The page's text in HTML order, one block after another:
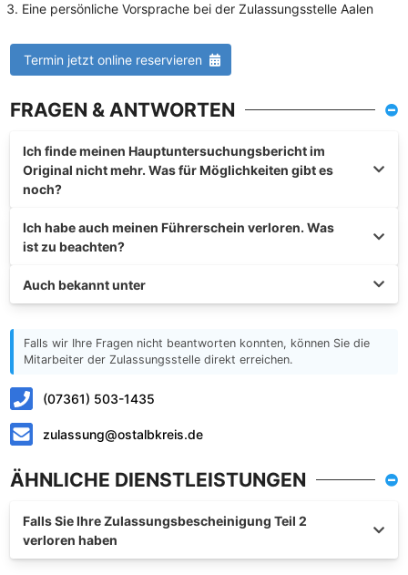
Eine persönliche Vorsprache bei der Zulassungsstelle Aalen
Termin jetzt online reservieren
FRAGEN & ANTWORTEN
Ich finde meinen Hauptuntersuchungsbericht im
Original nicht mehr. Was für Möglichkeiten gibt es
noch?
Ich habe auch meinen Führerschein verloren. Was
ist zu beachten?
Auch bekannt unter
Falls wir Ihre Fragen nicht beantworten konnten, können Sie die
Mitarbeiter der Zulassungsstelle direkt erreichen.
(07361) 503-1435
zulassung@ostalbkreis.de
ÄHNLICHE DIENSTLEISTUNGEN
Falls Sie Ihre Zulassungsbescheinigung Teil 2
verloren haben